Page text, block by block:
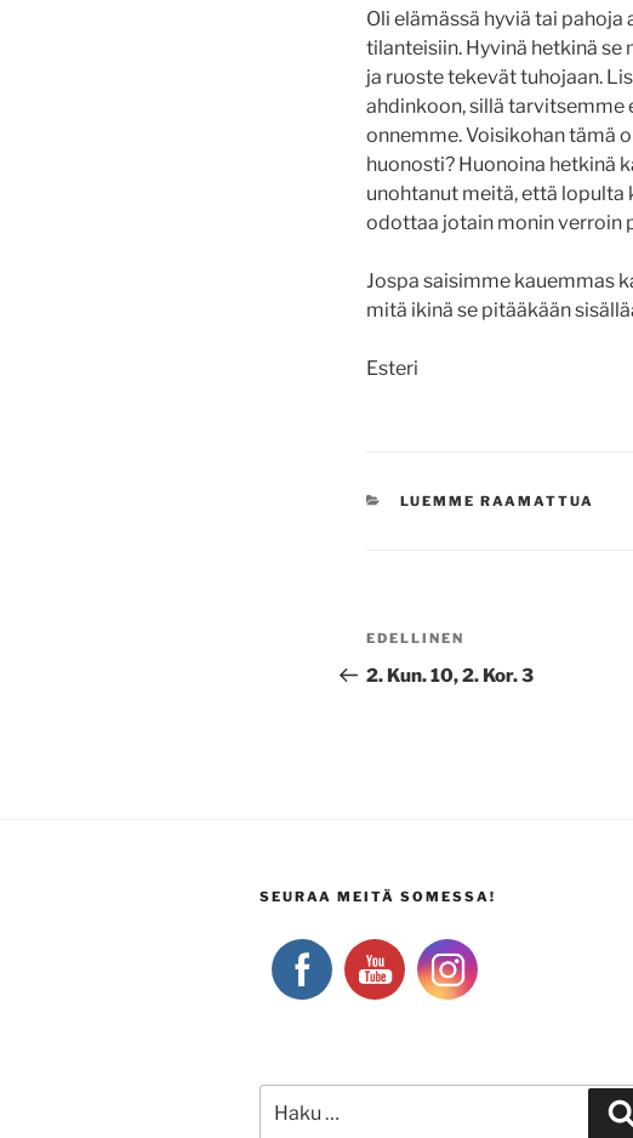
Oli elämässä hyviä tai
tilanteisiin. Hyvinä hetkinä se
ja ruoste tekevät tuhojaan.
ahdinkoon, sillä tarvitsemme
onnemme. Voisikohan tämä
huonosti? Huonoina hetkinä
unohtanut meitä, että lopulta
odottaa jotain monin verroin
Jospa saisimme kauemmas
mitä ikinä se pitääkään
Esteri
KATEGORIAT
LUEMME RAAMATTUA
Artikkelien
selaus
Edellinen
artikkeli
EDELLINEN
2. Kun. 10, 2. Kor. 3
SEURAA MEITÄ SOMESSA!